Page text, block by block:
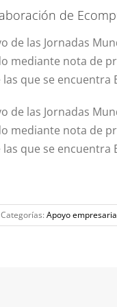
de
de las Jornadas
mediante nota de
que se encuentra
de las Jornadas
mediante nota de
que se encuentra
Categorías: Apoyo